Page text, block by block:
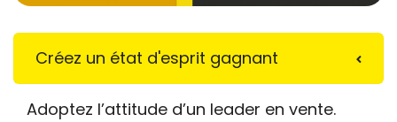
Créez un état d'esprit gagnant
Adoptez l’attitude d’un leader en vente.